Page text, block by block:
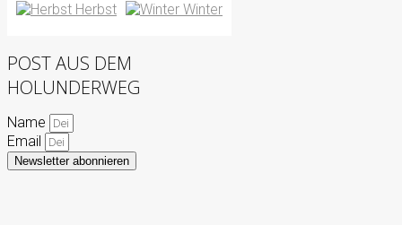
Herbst
Winter
POST AUS DEM
HOLUNDERWEG
Name
Email
Newsletter abonnieren